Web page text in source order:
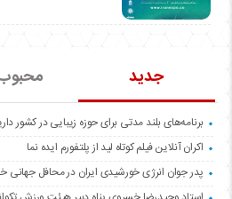
جدید
برنامه‌های بلند مدتی برای حوزه زیبایی در کشور
اکران آنلاین فیلم کوتاه لید از پلتفورم ایده نما
پدر جوان انرژی خورشیدی ایران در محافل